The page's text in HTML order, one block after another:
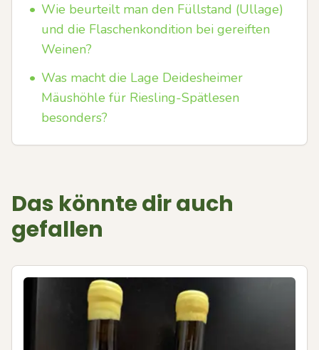
• Wie beurteilt man den Füllstand (Ullage)
und die Flaschenkondition bei gereiften
Weinen?
• Was macht die Lage Deidesheimer
Mäushöhle für Riesling-Spätlesen
besonders?
Das könnte dir auch
gefallen